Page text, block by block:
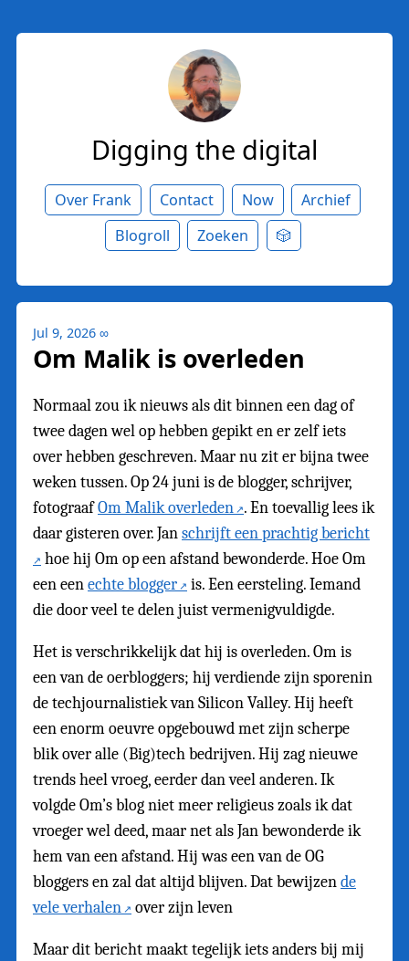
Digging the digital
Over Frank Contact Now
Archief
Blogroll
Zoeken 🎲
Jul 9, 2026 ∞
Om Malik is overleden
Normaal zou ik nieuws als dit binnen een dag of
twee dagen wel op hebben gepikt en er zelf iets
over hebben geschreven. Maar nu zit er bijna twee
weken tussen. Op 24 juni is de blogger, schrijver,
fotograafOm Malik overleden . En toevallig lees ik
daar gisteren over. Janschrijft een prachtig bericht
hoe hij Om op een afstand bewonderde. Hoe Om
een eenechte blogger
is. Een eersteling. Iemand
die door veel te delen juist vermenigvuldigde.
Het is verschrikkelijk dat hij is overleden. Om is
een van de oerbloggers; hij verdiende zijn sporenin
de techjournalistiek van Silicon Valley. Hij heeft
een enorm oeuvre opgebouwd met zijn scherpe
blik over alle (Big)tech bedrijven. Hij zag nieuwe
trends heel vroeg, eerder dan veel anderen. Ik
volgde Om’s blog niet meer religieus zoals ik dat
vroeger wel deed, maar net als Jan bewonderde ik
hem van een afstand. Hij was een van de OG
bloggers en zal dat altijd blijven. Dat bewijzende
vele verhalen
over zijn leven
Maar dit bericht maakt tegelijk iets anders bij mij